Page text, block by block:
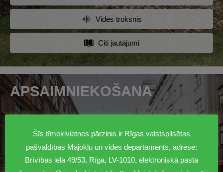
Vides troksnis
Citi jautājumi
APSAIMNIEKOŠANA
Daudzdzīvokļu māju pārvaldīšanas tiesību
nodošana un pārņemšana
Asenizatoru reģistrs
Šīs tīmekļvietnes pārzinis ir Rīgas valstspilsētas
pašvaldības Mājokļu un vides departaments, adrese:
Brīvības iela 49/53, Rīga, LV-1010, elektroniskā pasta